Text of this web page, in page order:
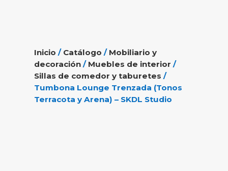
Inicio / Catálogo / Mobiliario y
decoración / Muebles de interior /
Sillas de comedor y taburetes /
Tumbona Lounge Trenzada (Tonos
Terracota y Arena) – SKDL Studio